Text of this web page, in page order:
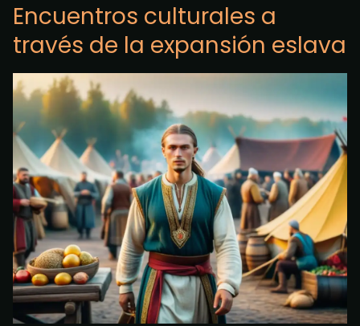
Encuentros culturales a
través de la expansión eslava